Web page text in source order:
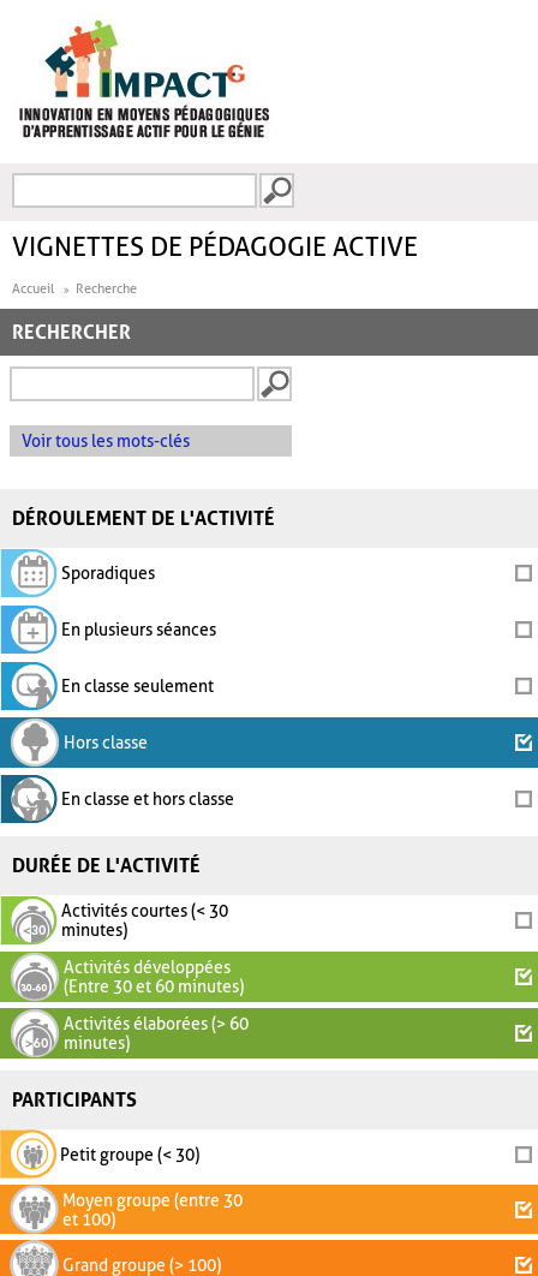
FORMULAIRE DE
VIGNETTES DE PÉDAGOGIE ACTIVE
Accueil Recherche
RECHERCHER
Voir tous les mots-clés
DÉROULEMENT DE L'ACTIVITÉ
Sporadiques
En plusieurs séances
En classe seulement
Hors classe
En classe et hors classe
DURÉE DE L'ACTIVITÉ
Activités courtes (< 30
minutes)
Activités développées
(Entre 30 et 60 minutes)
Activités élaborées (> 60
minutes)
PARTICIPANTS
Petit groupe (< 30)
Moyen groupe (entre 30
et 100)
Grand groupe (> 100)